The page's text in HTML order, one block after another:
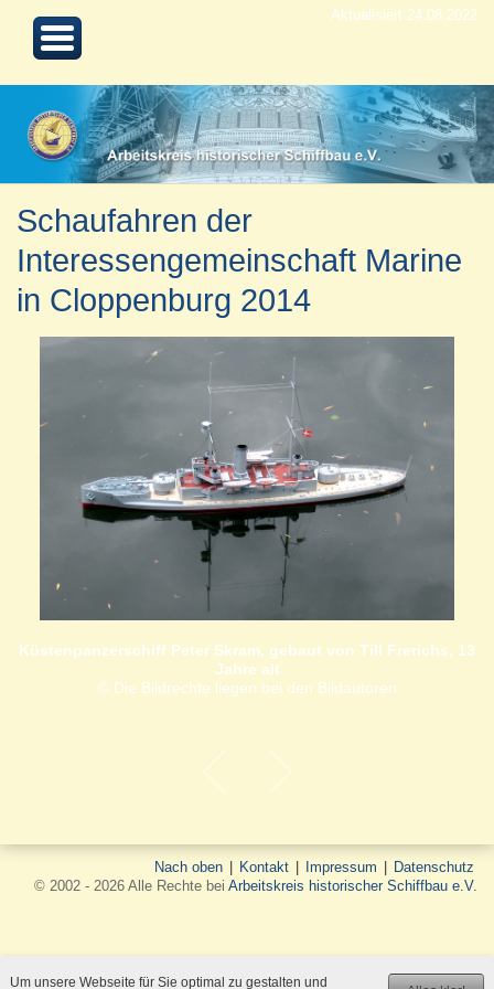
Aktualisiert 24.08.2022
Schaufahren der
Interessengemeinschaft Marine
in Cloppenburg 2014
Küstenpanzerschiff Peter Skram, gebaut von Till Frerichs, 13
Jahre alt
© Die Bildrechte liegen bei den Bildautoren
Nach oben Kontakt Impressum
Datenschutz
© 2002 - 2026 Alle Rechte bei Arbeitskreis historischer Schiffbau e.V.
Um unsere Webseite für Sie optimal zu gestalten und